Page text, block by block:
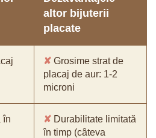
altor bijuterii
placate
✘ Grosime strat de
placaj de aur: 1-2
microni
în
✘ Durabilitate limitată
în timp (câteva